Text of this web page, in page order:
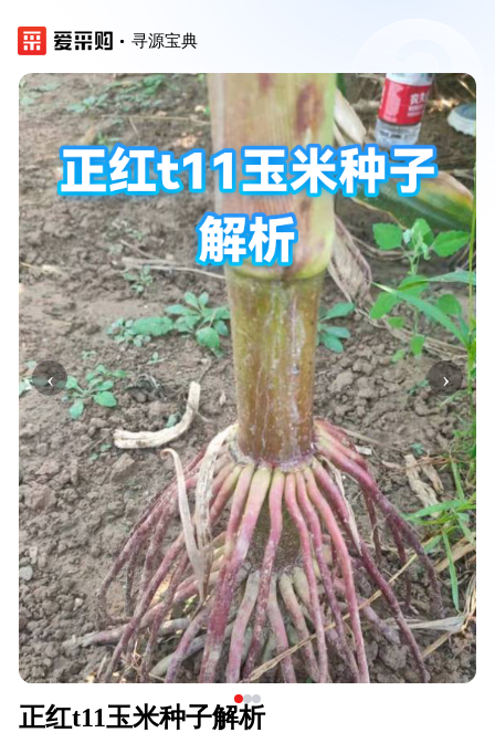
寻源宝典
‹ ›
正红t11玉米种子解析